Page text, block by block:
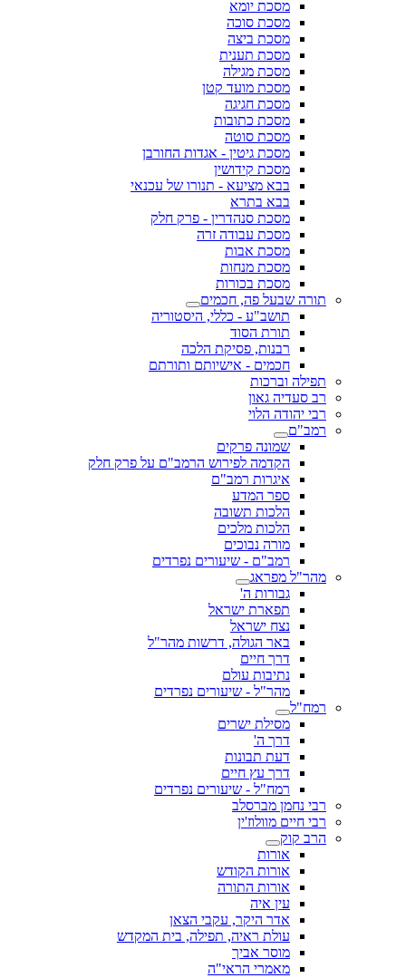
מסכת יומא
מסכת סוכה
מסכת ביצה
מסכת תענית
מסכת מגילה
מסכת מועד קטן
מסכת חגיגה
מסכת כתובות
מסכת סוטה
מסכת גיטין - אגדות החורבן
מסכת קידושין
בבא מציעא - תנורו של עכנאי
בבא בתרא
מסכת סנהדרין - פרק חלק
מסכת עבודה זרה
מסכת אבות
מסכת מנחות
מסכת בכורות
תורה שבעל פה, חכמים
תושב"ע - כללי, היסטוריה
תורת הסוד
רבנות, פסיקת הלכה
חכמים - אישיותם ותורתם
תפילה וברכות
רב סעדיה גאון
רבי יהודה הלוי
רמב"ם
שמונה פרקים
הקדמה לפירוש הרמב"ם על פרק חלק
איגרות רמב"ם
ספר המדע
הלכות תשובה
הלכות מלכים
מורה נבוכים
רמב"ם - שיעורים נפרדים
מהר"ל מפראג
גבורות ה'
תפארת ישראל
נצח ישראל
באר הגולה, דרשות מהר"ל
דרך חיים
נתיבות עולם
מהר"ל - שיעורים נפרדים
רמח"ל
מסילת ישרים
דרך ה'
דעת תבונות
דרך עץ חיים
רמח"ל - שיעורים נפרדים
רבי נחמן מברסלב
רבי חיים מוולוז'ין
הרב קוק
אורות
אורות הקודש
אורות התורה
עין איה
אדר היקר, עקבי הצאן
עולת ראיה, תפילה, בית המקדש
מוסר אביך
מאמרי הראי"ה